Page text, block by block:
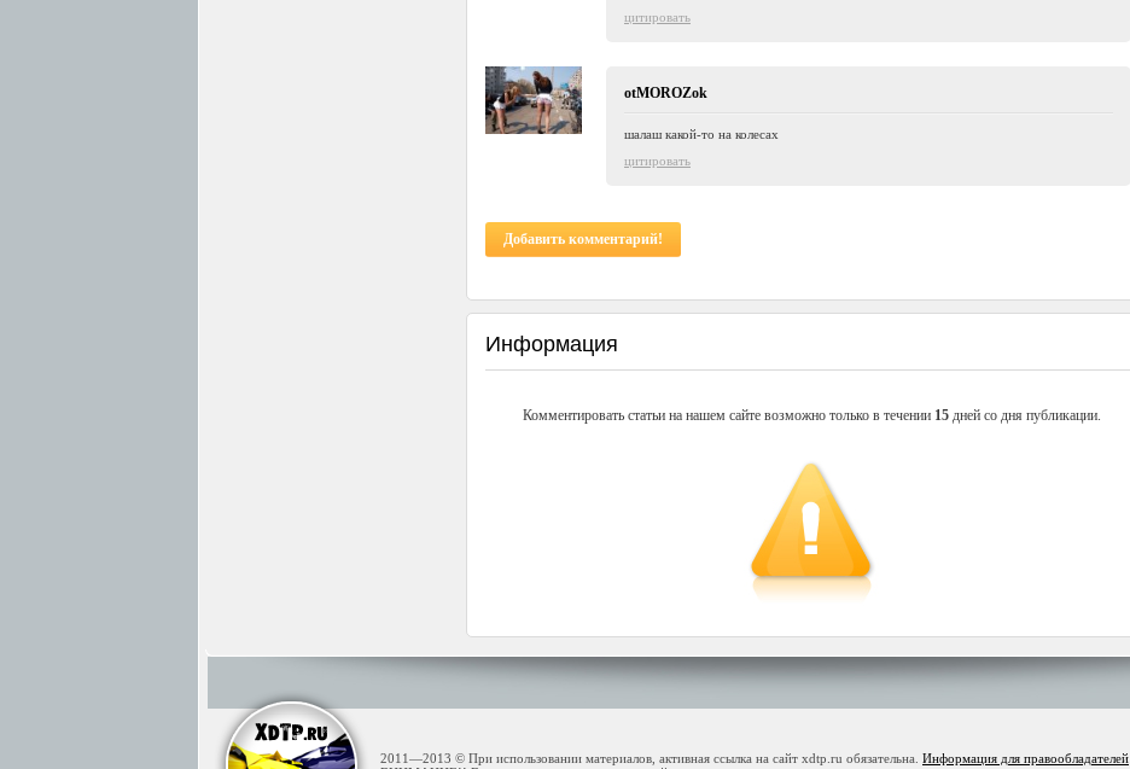
цитировать
otMOROZok
шалаш какой-то на колесах
цитировать
Добавить комментарий!
Информация
Комментировать статьи на нашем сайте возможно только в течении 15дней со дня публикации.
2011—2013 © При использовании материалов, активная ссылка на сайт xdtp.ru обязательна. Информация для правообладателей